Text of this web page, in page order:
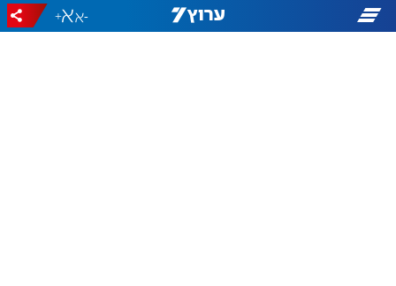
-
+